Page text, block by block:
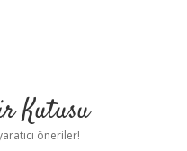
Kutusu
öneriler!